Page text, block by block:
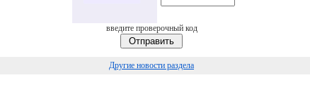
введите проверочный код
Другие новости раздела